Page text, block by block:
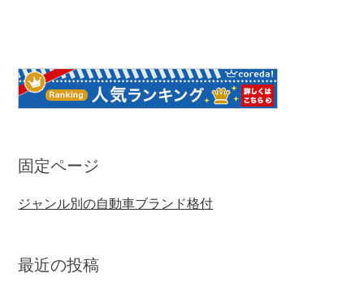
固定ページ
ジャンル別の自動車ブランド格付
最近の投稿